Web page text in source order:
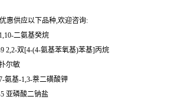
惠供应以下品种,欢迎咨询:
二氨基癸烷
9 2,2-双[4-(4-氨基苯氧基)苯基]丙烷
尔敏
氨基-1,3-萘二磺酸钾
5 亚磷酸二钠盐